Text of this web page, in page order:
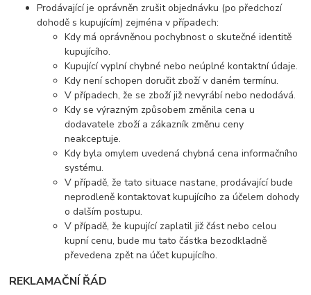
Prodávající je oprávněn zrušit objednávku (po předchozí
dohodě s kupujícím) zejména v případech:
Kdy má oprávněnou pochybnost o skutečné identitě
kupujícího.
Kupující vyplní chybné nebo neúplné kontaktní údaje.
Kdy není schopen doručit zboží v daném termínu.
V případech, že se zboží již nevyrábí nebo nedodává.
Kdy se výrazným způsobem změnila cena u
dodavatele zboží a zákazník změnu ceny
neakceptuje.
Kdy byla omylem uvedená chybná cena informačního
systému.
V případě, že tato situace nastane, prodávající bude
neprodleně kontaktovat kupujícího za účelem dohody
o dalším postupu.
V případě, že kupující zaplatil již část nebo celou
kupní cenu, bude mu tato částka bezodkladně
převedena zpět na účet kupujícího.
REKLAMAČNÍ ŘÁD